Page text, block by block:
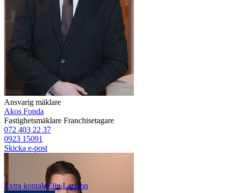
Ansvarig mäklare
Akos Fonda
Fastighetsmäklare Franchisetagare
072 403 22 37
0923 15091
Skicka e-post
Extra kontaktElin Larsson